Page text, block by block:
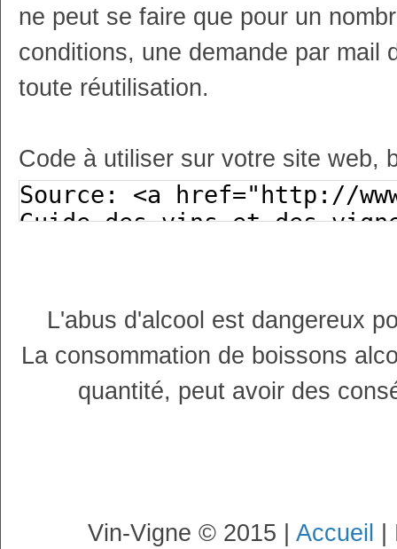
ne peut se faire que pour un
conditions, une demande par mail
toute réutilisation.
Code à utiliser sur votre site web,
L'abus d'alcool est dangereux
La consommation de boissons
quantité, peut avoir des
Vin-Vigne © 2015 | Accueil